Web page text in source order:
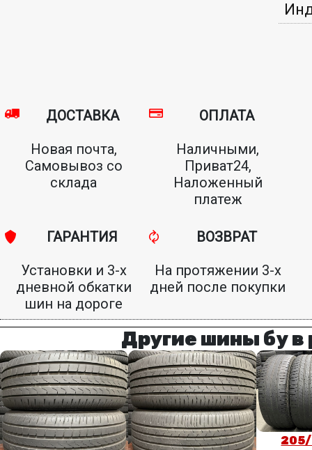
ДОСТАВКА
Новая почта,
Самовывоз со
склада
ОПЛАТА
Наличными,
Приват24,
Наложенный
платеж
ГАРАНТИЯ
Установки и 3-х
дневной обкатки
шин на дороге
ВОЗВРАТ
На протяжении 3-х
дней после покупки
Другие шины бу в
205/